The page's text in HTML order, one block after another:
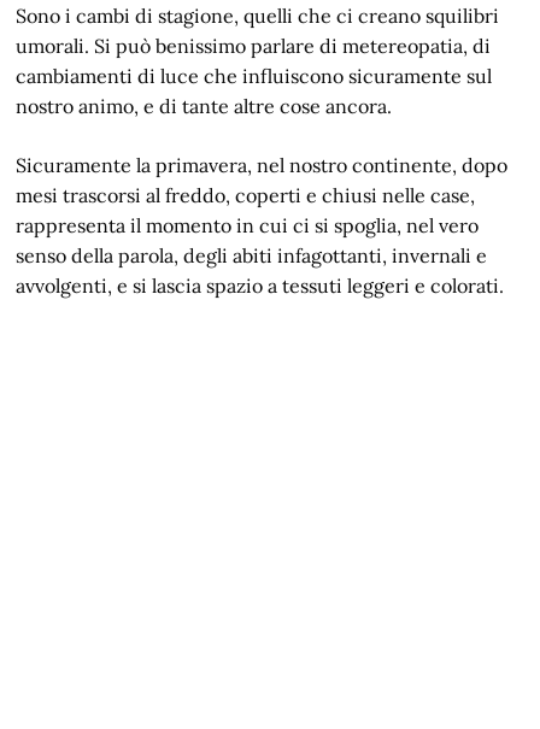
Sono i cambi di stagione, quelli che ci creano squilibri
umorali. Si può benissimo parlare di metereopatia, di
cambiamenti di luce che influiscono sicuramente sul
nostro animo, e di tante altre cose ancora.
Sicuramente la primavera, nel nostro continente, dopo
mesi trascorsi al freddo, coperti e chiusi nelle case,
rappresenta il momento in cui ci si spoglia, nel vero
senso della parola, degli abiti infagottanti, invernali e
avvolgenti, e si lascia spazio a tessuti leggeri e colorati.